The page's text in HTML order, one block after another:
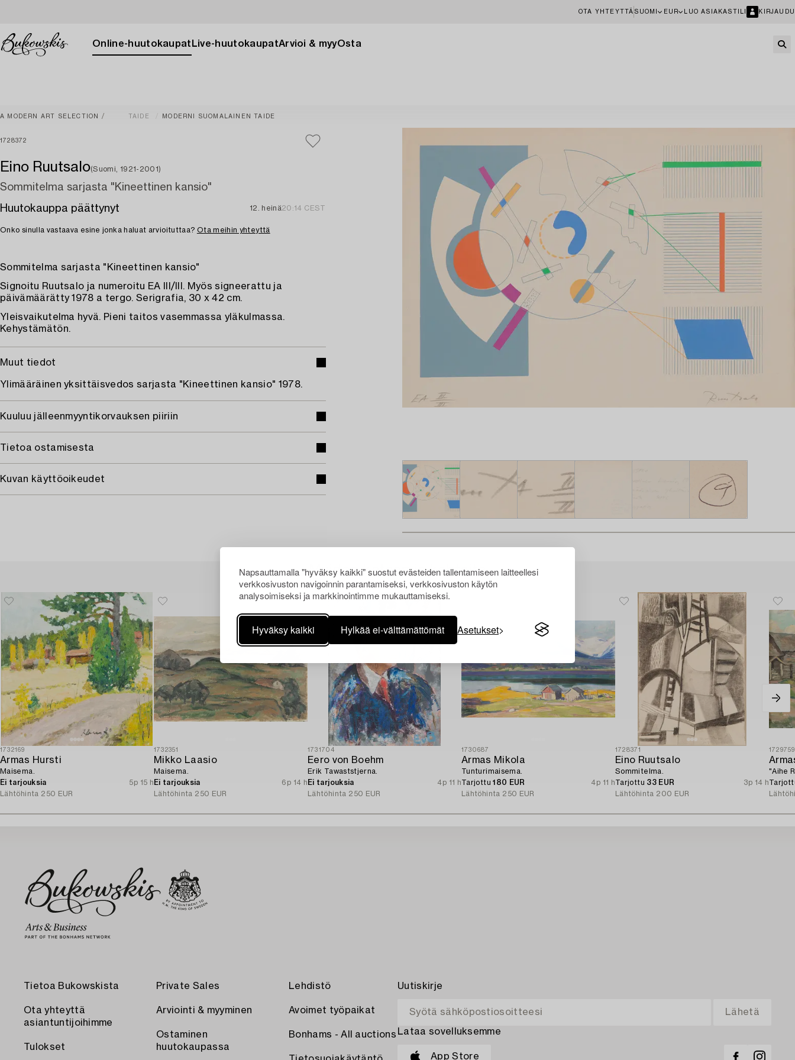
Napsauttamalla "hyväksy kaikki" suostut evästeiden tallentamiseen laitteellesi
verkkosivuston navigoinnin parantamiseksi, verkkosivuston käytön
analysoimiseksi ja markkinointimme mukauttamiseksi.
Hyväksy kaikki Hylkää ei-välttämättömät Asetukset
OTA YHTEYTTÄ SUOMI EUR LUO ASIAKASTILI KIRJAUDU
Online-huutokaupat Live-huutokaupatArvioi & myyOsta
A MODERN ART SELECTION TAIDE MODERNI SUOMALAINEN TAIDE
1728372
Eino Ruutsalo(Suomi, 1921-2001)
Sommitelma sarjasta "Kineettinen kansio"
Huutokauppa päättynyt
12. heinä20:14 CEST
Onko sinulla vastaava esine jonka haluat arvioituttaa? Ota meihin yhteyttä
Sommitelma sarjasta "Kineettinen kansio"
Signoitu Ruutsalo ja numeroitu EA III/III. Myös signeerattu ja
päivämäärätty 1978 a tergo. Serigrafia, 30 x 42 cm.
Yleisvaikutelma hyvä. Pieni taitos vasemmassa yläkulmassa.
Kehystämätön.
Muut tiedot
Ylimääräinen yksittäisvedos sarjasta "Kineettinen kansio" 1978.
Kuuluu jälleenmyyntikorvauksen piiriin
Tietoa ostamisesta
Kuvan käyttöoikeudet
Muiden katsomia kohteita
1732169
Armas Hursti
Maisema.
Ei tarjouksia
5p 15 h
Lähtöhinta 250 EUR
1732351
Mikko Laasio
Maisema.
Ei tarjouksia
6p 14 h
Lähtöhinta 250 EUR
1731704
Eero von Boehm
Erik Tawaststjerna.
Ei tarjouksia
4p 11 h
Lähtöhinta 250 EUR
1730687
Armas Mikola
Tunturimaisema.
Tarjottu180 EUR
4p 11 h
Lähtöhinta 250 EUR
1728371
Eino Ruutsalo
Sommitelma.
Tarjottu 33 EUR
3p 14 h
Lähtöhinta 200 EUR
1729759
"Aihe
Tietoa Bukowskista
Ota yhteyttä
asiantuntijoihimme
Tulokset
Private Sales
Arviointi & myyminen
Ostaminen
huutokaupassa
Lehdistö
Avoimet työpaikat
Bonhams - All auctions
Uutiskirje
Lataa sovelluksemme
App Store